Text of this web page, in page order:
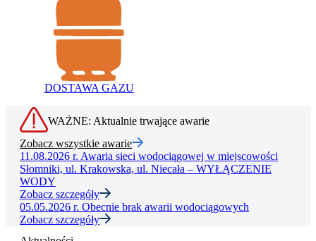
DOSTAWA GAZU
WAŻNE: Aktualnie trwające awarie
Zobacz wszystkie awarie
11.08.2026 r. Awaria sieci wodociągowej w miejscowości
Słomniki, ul. Krakowska, ul. Niecała – WYŁĄCZENIE
WODY
Zobacz szczegóły
05.05.2026 r. Obecnie brak awarii wodociągowych
Zobacz szczegóły